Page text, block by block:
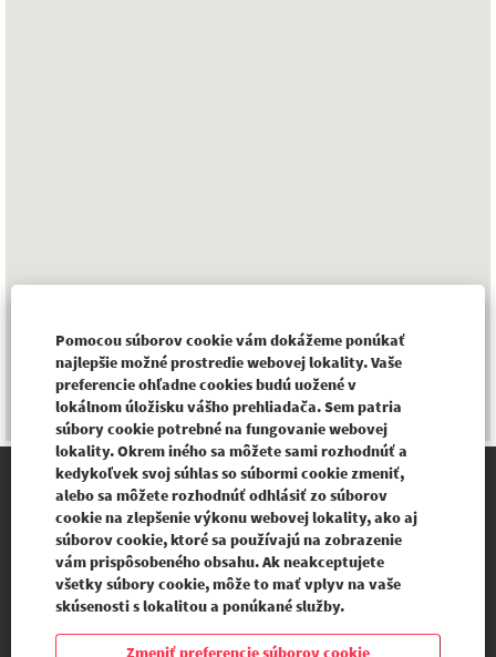
Pomocou súborov cookie vám dokážeme ponúkať
najlepšie možné prostredie webovej lokality. Vaše
preferencie ohľadne cookies budú uožené v
lokálnom úložisku vášho prehliadača. Sem patria
súbory cookie potrebné na fungovanie webovej
lokality. Okrem iného sa môžete sami rozhodnúť a
kedykoľvek svoj súhlas so súbormi cookie zmeniť,
alebo sa môžete rozhodnúť odhlásiť zo súborov
cookie na zlepšenie výkonu webovej lokality, ako aj
súborov cookie, ktoré sa používajú na zobrazenie
vám prispôsobeného obsahu. Ak neakceptujete
všetky súbory cookie, môže to mať vplyv na vaše
skúsenosti s lokalitou a ponúkané služby.
Zmeniť preferencie súborov cookie
BUREAUVERITAS.SI
O
t
o
O
t
o
O
t
v
O